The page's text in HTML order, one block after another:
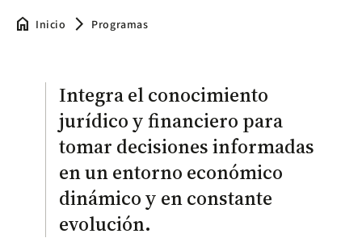
home Inicio arrow_forward_ios Programas
Integra el conocimiento
jurídico y financiero para
tomar decisiones informadas
en un entorno económico
dinámico y en constante
evolución.